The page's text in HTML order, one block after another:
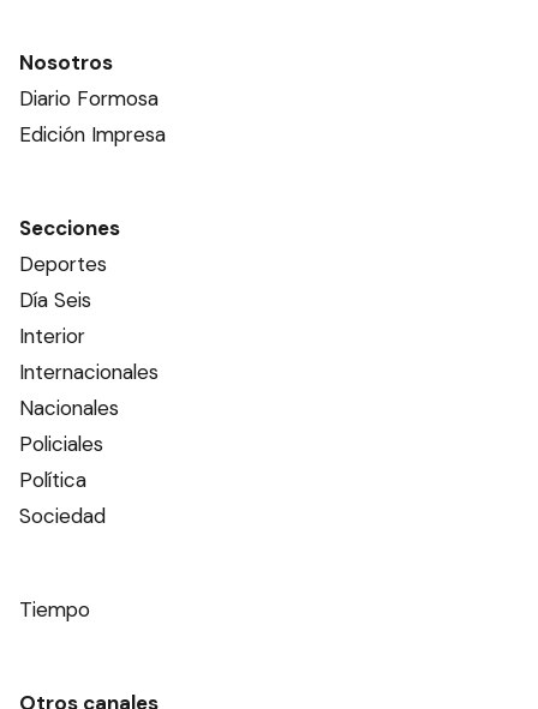
Nosotros
Diario Formosa
Edición Impresa
Secciones
Deportes
Día Seis
Interior
Internacionales
Nacionales
Policiales
Política
Sociedad
Tiempo
Otros canales